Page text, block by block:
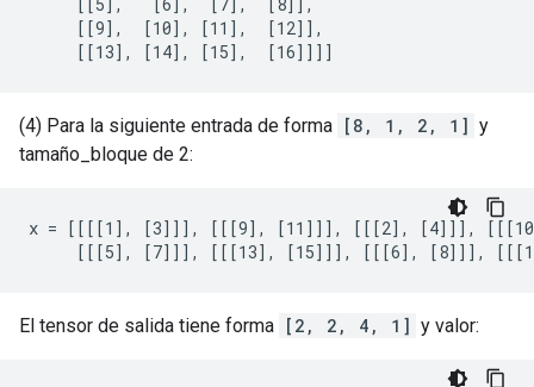
     [[9],  [10], [11],  [12]],
     [[13], [14], [15],  [16]]]]
(4) Para la siguiente entrada de forma [8, 1, 2, 1] y
tamaño_bloque de 2:
x = [[[[1], [3]]], [[[9], [11]]], [[[2], [4]]],
[[[5], [7]]], [[[13], [15]]], [[[6], [8]]],
El tensor de salida tiene forma [2, 2, 4, 1] y valor: